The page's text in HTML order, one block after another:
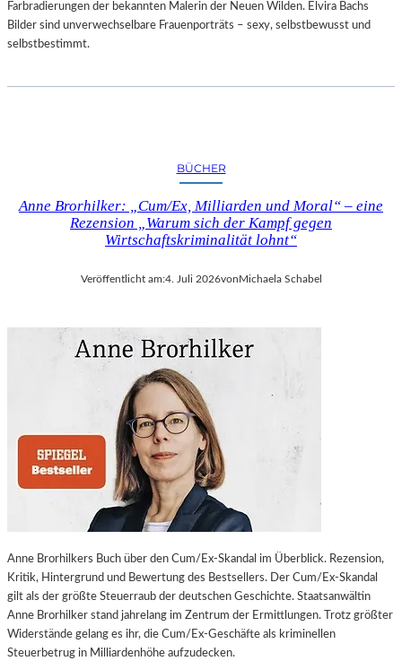
T
A
Farbradierungen der bekannten Malerin der Neuen Wilden. Elvira Bachs
Bilder sind unverwechselbare Frauenporträts – sexy, selbstbewusst und
selbstbestimmt.
BÜCHER
Anne Brorhilker: „Cum/Ex, Milliarden und Moral“ – eine
Rezension „Warum sich der Kampf gegen
Wirtschaftskriminalität lohnt“
Veröffentlicht am:4. Juli 2026vonMichaela Schabel
Anne Brorhilkers Buch über den Cum/Ex-Skandal im Überblick. Rezension,
Kritik, Hintergrund und Bewertung des Bestsellers. Der Cum/Ex-Skandal
gilt als der größte Steuerraub der deutschen Geschichte. Staatsanwältin
Anne Brorhilker stand jahrelang im Zentrum der Ermittlungen. Trotz größter
Widerstände gelang es ihr, die Cum/Ex-Geschäfte als kriminellen
Steuerbetrug in Milliardenhöhe aufzudecken.